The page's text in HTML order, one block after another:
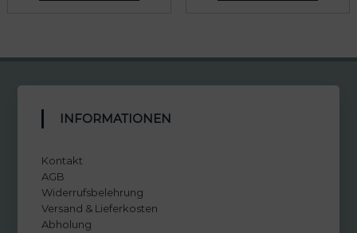
INFORMATIONEN
Kontakt
AGB
Widerrufsbelehrung
Versand & Lieferkosten
Abholung